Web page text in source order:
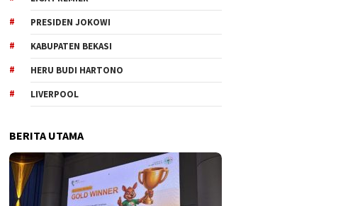
PRESIDEN JOKOWI
KABUPATEN BEKASI
HERU BUDI HARTONO
LIVERPOOL
BERITA UTAMA